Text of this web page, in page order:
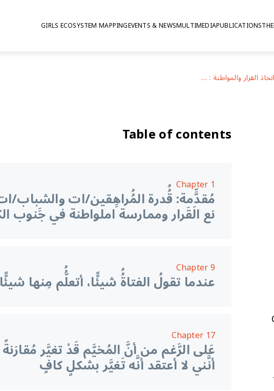
PUBLICATIONS
MULTIMEDIA
EVENTS & NEWS
GIRLS ECOSYSTEM MAPPING
إيداء الرأى واتخاذ القرار والمواطنة : الفتيان والفتيات في جنوب العالم
Table of contents
Chapter 1
مُقدِّّمة: قُُدرة المُُراهِِقين/ات والشباب/
نع الَقَرار وممارسة املواطنة في جََنوب
Chapter 9
عندما تقولُ الفتاةُُ شيئًًا، أتعلُُّم مِنها
Chapter 17
عَلى الرَّغم من أنَّ المُخيَّم قَدْ تغيَّر مُقارَنةً
أنَّني لا أعتقد أنَّه تَغيَّر بشكلٍ كافٍ